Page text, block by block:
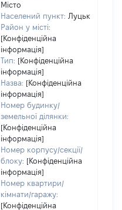
Місто
Населений пункт: Луцьк
Район у місті:
[Конфіденційна
інформація]
Тип: [Конфіденційна
інформація]
Назва: [Конфіденційна
інформація]
Номер будинку/
земельної ділянки:
[Конфіденційна
інформація]
Номер корпусу/секції/
блоку: [Конфіденційна
інформація]
Номер квартири/
кімнати/гаражу:
[Конфіденційна